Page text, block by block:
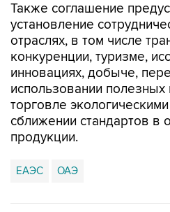
Также соглашение
установление
отраслях, в том числе
конкуренции, туризме,
инновациях, добыче,
использовании
торговле
сближении стандартов в
продукции.
ЕАЭС ОАЭ